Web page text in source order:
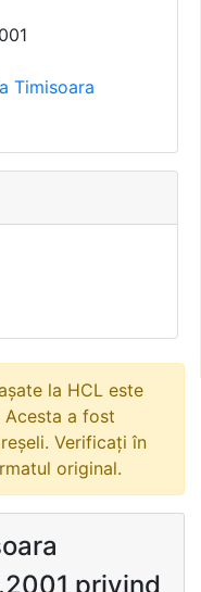
Timisoara
la HCL este
a fost
Verificați în
original.
privind